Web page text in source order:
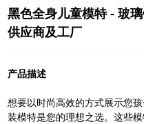
黑色全身儿童模特 - 玻
供应商及工厂
产品描述
想要以时尚高效的方式展示您
装模特是您的理想之选。这些